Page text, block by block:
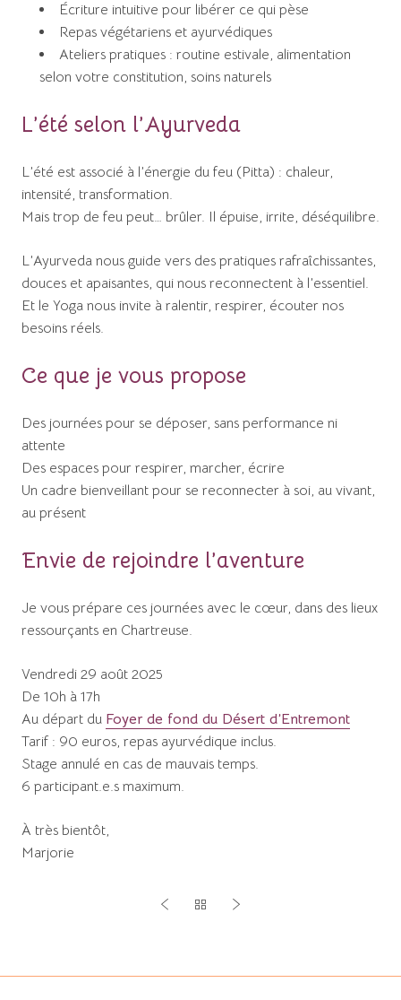
Écriture intuitive pour libérer ce qui pèse
Repas végétariens et ayurvédiques
Ateliers pratiques : routine estivale, alimentation
selon votre constitution, soins naturels
L’été selon l’Ayurveda
L’été est associé à l’énergie du feu (Pitta) : chaleur,
intensité, transformation.
Mais trop de feu peut… brûler. Il épuise, irrite, déséquilibre.
L’Ayurveda nous guide vers des pratiques rafraîchissantes,
douces et apaisantes, qui nous reconnectent à l’essentiel.
Et le Yoga nous invite à ralentir, respirer, écouter nos
besoins réels.
Ce que je vous propose
Des journées pour se déposer, sans performance ni
attente
Des espaces pour respirer, marcher, écrire
Un cadre bienveillant pour se reconnecter à soi, au vivant,
au présent
Envie de rejoindre l’aventure
Je vous prépare ces journées avec le cœur, dans des lieux
ressourçants en Chartreuse.
Vendredi 29 août 2025
De 10h à 17h
Au départ du Foyer de fond du Désert d’Entremont
Tarif : 90 euros, repas ayurvédique inclus.
Stage annulé en cas de mauvais temps.
6 participant.e.s maximum.
À très bientôt,
Marjorie